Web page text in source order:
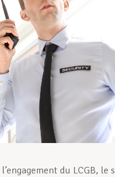
professionnel
du LCGB, le